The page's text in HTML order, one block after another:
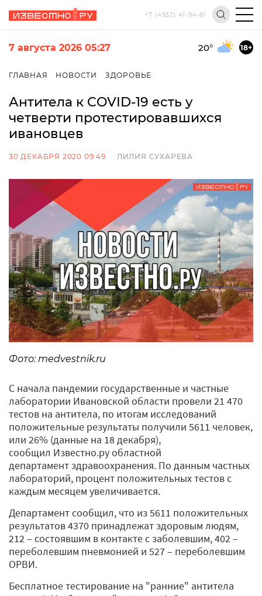
+7 (4932) 41-94-81
7 августа 2026 05:27 20° 18+
ГЛАВНАЯ НОВОСТИ ЗДОРОВЬЕ
Антитела к COVID-19 есть у
четверти протестировавшихся
ивановцев
30 ДЕКАБРЯ 2020 09:49 ЛИЛИЯ СУХАРЕВА
Фото: medvestnik.ru
С начала пандемии государственные и частные
лаборатории Ивановской области провели 21 470
тестов на антитела, по итогам исследований
положительные результаты получили 5611 человек,
или 26% (данные на 18 декабря),
сообщил Известно.ру областной
департамент здравоохранения. По данным частных
лабораторий, процент положительных тестов с
каждым месяцем увеличивается.
Департамент сообщил, что из 5611 положительных
результатов 4370 принадлежат здоровым людям,
212 – состоявшим в контакте с заболевшим, 402 –
переболевшим пневмонией и 527 – переболевшим
ОРВИ.
Бесплатное тестирование на "ранние" антитела